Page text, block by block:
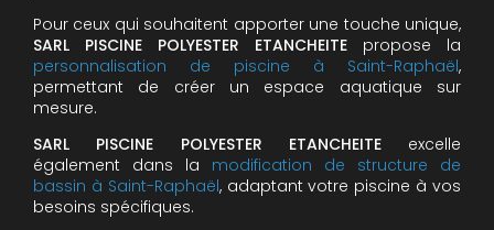
Pour ceux qui souhaitent apporter une touche unique,
SARL PISCINE POLYESTER ETANCHEITE propose la
personnalisation de piscine à Saint-Raphaël,
permettant de créer un espace aquatique sur
mesure.
SARL PISCINE POLYESTER ETANCHEITEexcelle
également dans la modification de structure de
bassin à Saint-Raphaël, adaptant votre piscine à vos
besoins spécifiques.